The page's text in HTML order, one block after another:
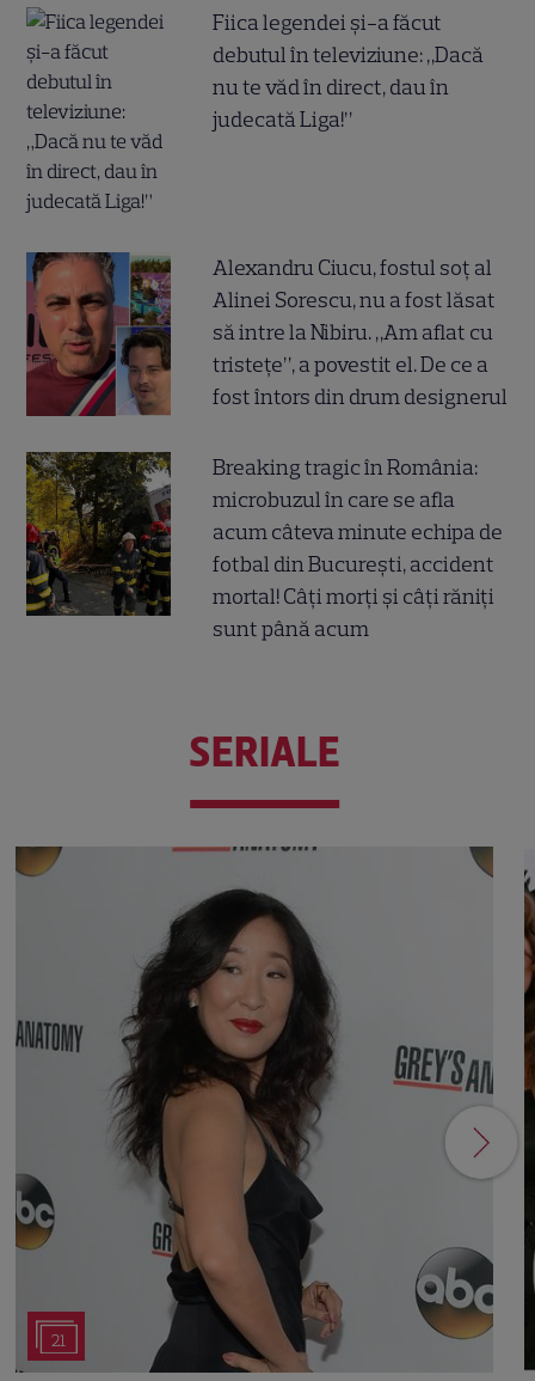
Fiica legendei și-a făcut
debutul în televiziune: „Dacă
nu te văd în direct, dau în
judecată Liga!”
Alexandru Ciucu, fostul soț al
Alinei Sorescu, nu a fost lăsat
să intre la Nibiru. „Am aflat cu
tristețe”, a povestit el. De ce a
fost întors din drum designerul
Breaking tragic în România:
microbuzul în care se afla
acum câteva minute echipa de
fotbal din București, accident
mortal! Câți morți și câți răniți
sunt până acum
SERIALE
21